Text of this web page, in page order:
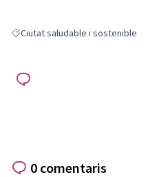
Resultats en filtrar per: Ciutat
Ciutat saludable i sostenible
0 comentaris